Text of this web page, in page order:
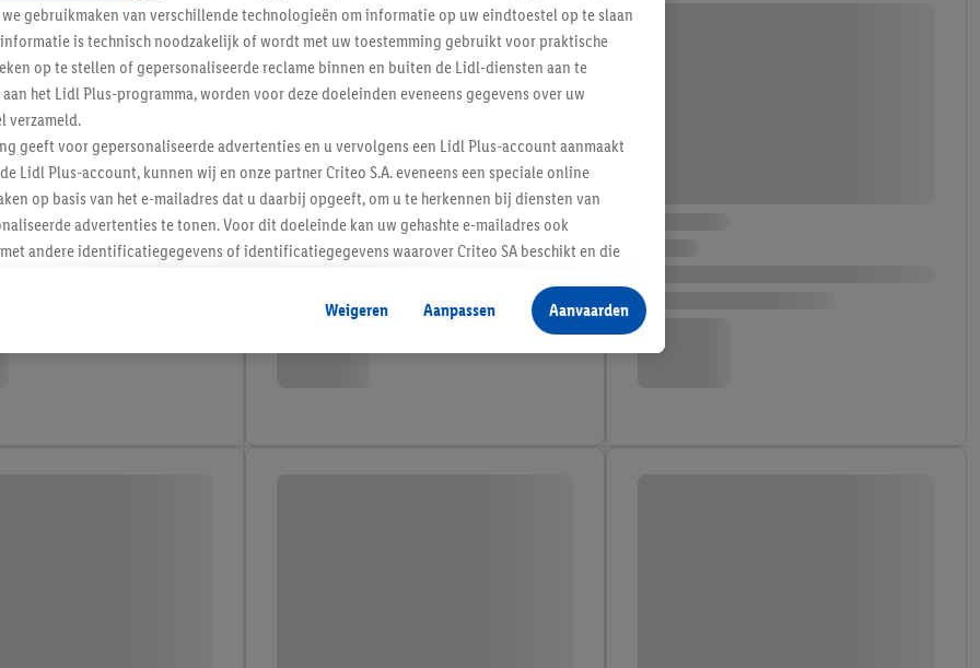
gebruikmaken van verschillende technologieën om informatie op uw eindtoestel op te slaan
is technisch noodzakelijk of wordt met uw toestemming gebruikt voor praktische
op te stellen of gepersonaliseerde reclame binnen en buiten de Lidl-diensten aan te
het Lidl Plus-programma, worden voor deze doeleinden eveneens gegevens over uw
verzameld.
geeft voor gepersonaliseerde advertenties en u vervolgens een Lidl Plus-account aanmaakt
Lidl Plus-account, kunnen wij en onze partner Criteo S.A. eveneens een speciale online
op basis van het e-mailadres dat u daarbij opgeeft, om u te herkennen bij diensten van
advertenties te tonen. Voor dit doeleinde kan uw gehashte e-mailadres ook
andere identificatiegegevens of identificatiegegevens waarover Criteo SA beschikt en die
kunnen advertenties in het kader van retargeting, d.w.z. advertenties voor producten waarin
(bijvoorbeeld door het product in de webshop aan uw winkelmandje toe te voegen, maar het
apparaten en verschillende Lidl-diensten worden weergegeven als er met behulp
Weigeren Aanpassen Aanvaarden